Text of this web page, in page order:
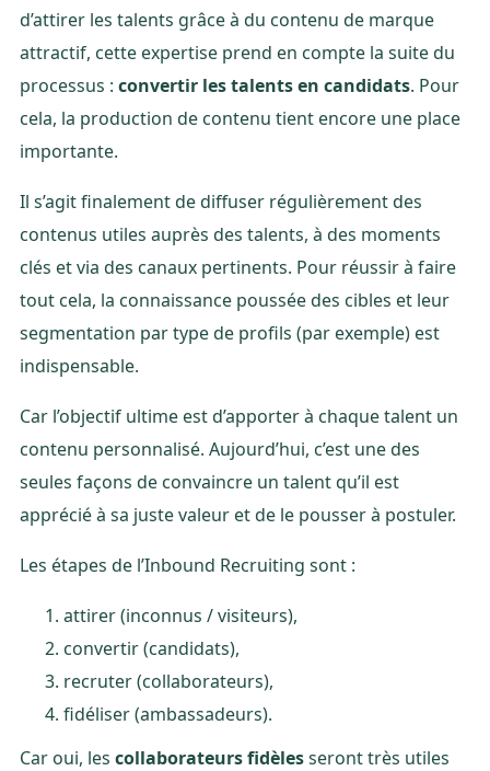
d’attirer les talents grâce à du contenu de marque
attractif, cette expertise prend en compte la suite du
processus : convertir les talents en candidats. Pour
cela, la production de contenu tient encore une place
importante.
Il s’agit finalement de diffuser régulièrement des
contenus utiles auprès des talents, à des moments
clés et via des canaux pertinents. Pour réussir à faire
tout cela, la connaissance poussée des cibles et leur
segmentation par type de profils (par exemple) est
indispensable.
Car l’objectif ultime est d’apporter à chaque talent un
contenu personnalisé. Aujourd’hui, c’est une des
seules façons de convaincre un talent qu’il est
apprécié à sa juste valeur et de le pousser à postuler.
Les étapes de l’Inbound Recruiting sont :
attirer (inconnus / visiteurs),
convertir (candidats),
recruter (collaborateurs),
fidéliser (ambassadeurs).
Car oui, les collaborateurs fidèlesseront très utiles